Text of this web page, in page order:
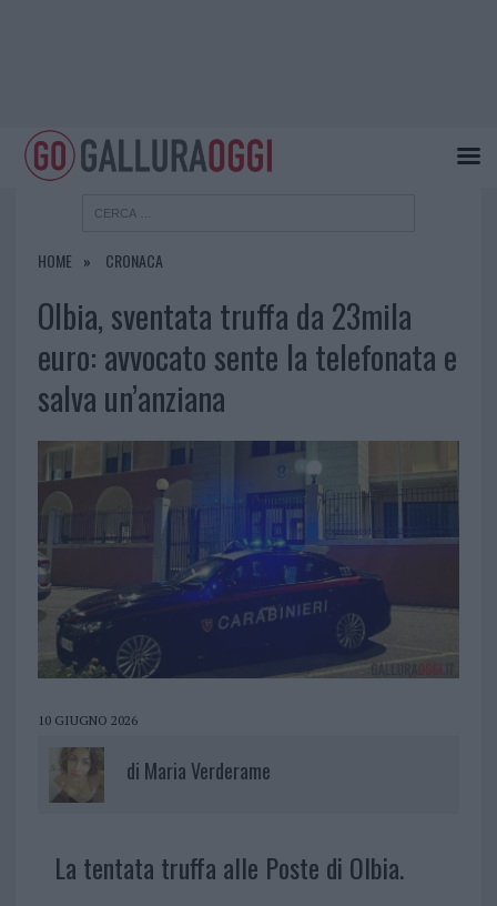
HOME CRONACA
Olbia, sventata truffa da 23mila
euro: avvocato sente la telefonata e
salva un’anziana
10 GIUGNO 2026
di Maria Verderame
La tentata truffa alle Poste di Olbia.